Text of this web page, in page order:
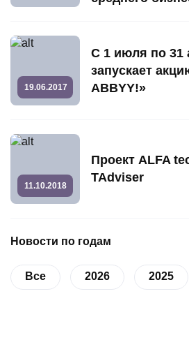
19.06.2017
С 1 июля по 31
запускает
ABBYY!»
11.10.2018
Проект ALFA
TAdviser
Новости по годам
Все 2026 2025